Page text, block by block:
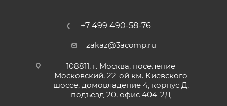
+7 499 490-58-76
zakaz@3acomp.ru
108811, г. Москва, поселение
Московский, 22-ой км. Киевского
шоссе, домовладение 4, корпус Д,
подъезд 20, офис 404-2Д